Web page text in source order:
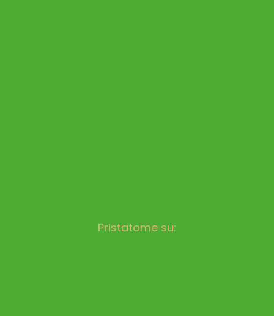
Pristatome su: